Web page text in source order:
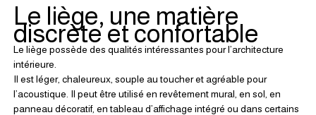
Le liège, une matière
discrète et confortable
Le liège possède des qualités intéressantes pour l’architecture
intérieure.
Il est léger, chaleureux, souple au toucher et agréable pour
l’acoustique. Il peut être utilisé en revêtement mural, en sol, en
panneau décoratif, en tableau d’affichage intégré ou dans certains